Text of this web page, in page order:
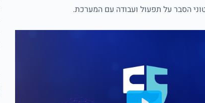
הסבר על תפעול ועבודה עם המערכת.